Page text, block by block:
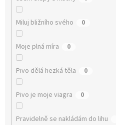
Miluj bližního svého 0
Moje plná míra 0
Pivo dělá hezká těla 0
Pivo je moje viagra 0
Pravidelně se nakládám do lihu